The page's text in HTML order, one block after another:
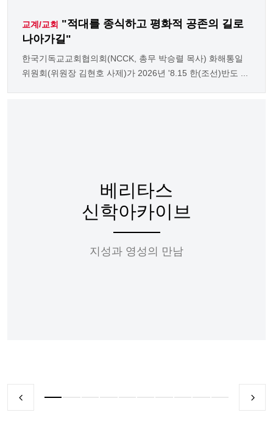
교계/교회 "적대를 종식하고 평화적 공존의 길로
나아가길"
한국기독교교회협의회(NCCK, 총무 박승렬 목사) 화해통일
위원회(위원장 김현호 사제)가 2026년 '8.15 한(조선)반도 ...
베리타스
신학아카이브
지성과 영성의 만남